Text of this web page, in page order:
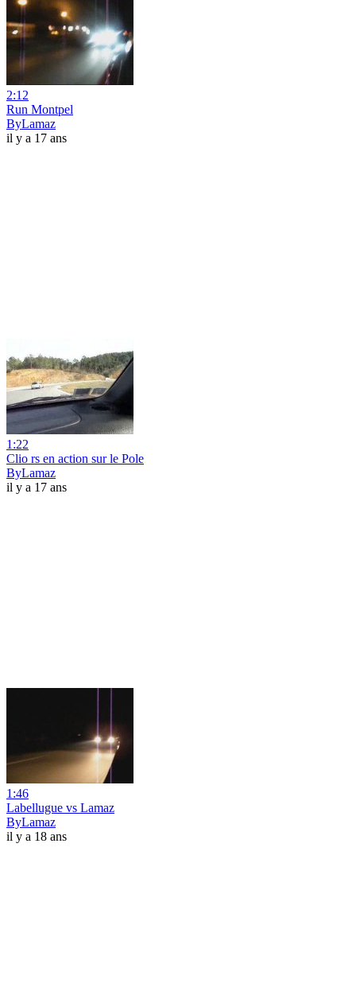
2:12
Run Montpel
ByLamaz
il y a 17 ans
1:22
Clio rs en action sur le Pole
ByLamaz
il y a 17 ans
1:46
Labellugue vs Lamaz
ByLamaz
il y a 18 ans